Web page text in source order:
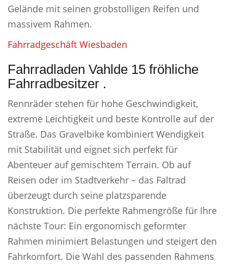
Gelände mit seinen grobstolligen Reifen und
massivem Rahmen.
Fahrradgeschäft Wiesbaden
Fahrradladen Vahlde 15 fröhliche
Fahrradbesitzer .
Rennräder stehen für hohe Geschwindigkeit,
extreme Leichtigkeit und beste Kontrolle auf der
Straße. Das Gravelbike kombiniert Wendigkeit
mit Stabilität und eignet sich perfekt für
Abenteuer auf gemischtem Terrain. Ob auf
Reisen oder im Stadtverkehr – das Faltrad
überzeugt durch seine platzsparende
Konstruktion. Die perfekte Rahmengröße für Ihre
nächste Tour: Ein ergonomisch geformter
Rahmen minimiert Belastungen und steigert den
Fahrkomfort. Die Wahl des passenden Rahmens